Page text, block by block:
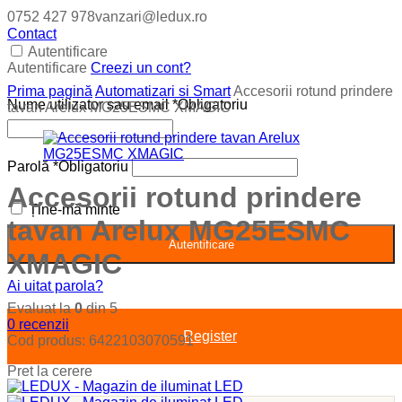
0752 427 978vanzari@ledux.ro
Contact
Autentificare
Autentificare Creezi un cont?
Nume utilizator sau email*Obligatoriu
Parolă *Obligatoriu
Ține-mă minte
Autentificare
Ai uitat parola?
Register
Prima pagină Automatizari si SmartAccesorii rotund prindere
tavan Arelux MG25ESMC XMAGIC
Accesorii rotund prindere
tavan Arelux MG25ESMC
XMAGIC
Evaluat la0din 5
0 recenzii
Cod produs: 6422103070591
Pret la cerere